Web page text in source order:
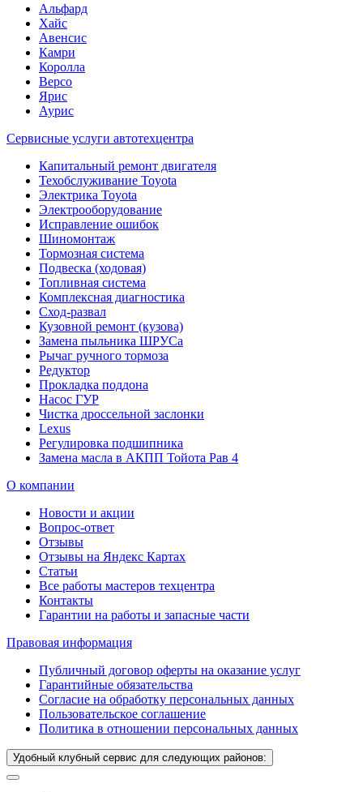
Альфард
Хайс
Авенсис
Камри
Королла
Версо
Ярис
Аурис
Сервисные услуги автотехцентра
Капитальный ремонт двигателя
Техобслуживание Toyota
Электрика Toyota
Электрооборудование
Исправление ошибок
Шиномонтаж
Тормозная система
Подвеска (ходовая)
Топливная система
Комплексная диагностика
Сход-развал
Кузовной ремонт (кузова)
Замена пыльника ШРУСа
Рычаг ручного тормоза
Редуктор
Прокладка поддона
Насос ГУР
Чистка дроссельной заслонки
Lexus
Регулировка подшипника
Замена масла в АКПП Тойота Рав 4
О компании
Новости и акции
Вопрос-ответ
Отзывы
Отзывы на Яндекс Картах
Статьи
Все работы мастеров техцентра
Контакты
Гарантии на работы и запасные части
Правовая информация
Публичный договор оферты на оказание услуг
Гарантийные обязательства
Согласие на обработку персональных данных
Пользовательское соглашение
Политика в отношении персональных данных
Удобный клубный сервис для следующих районов: